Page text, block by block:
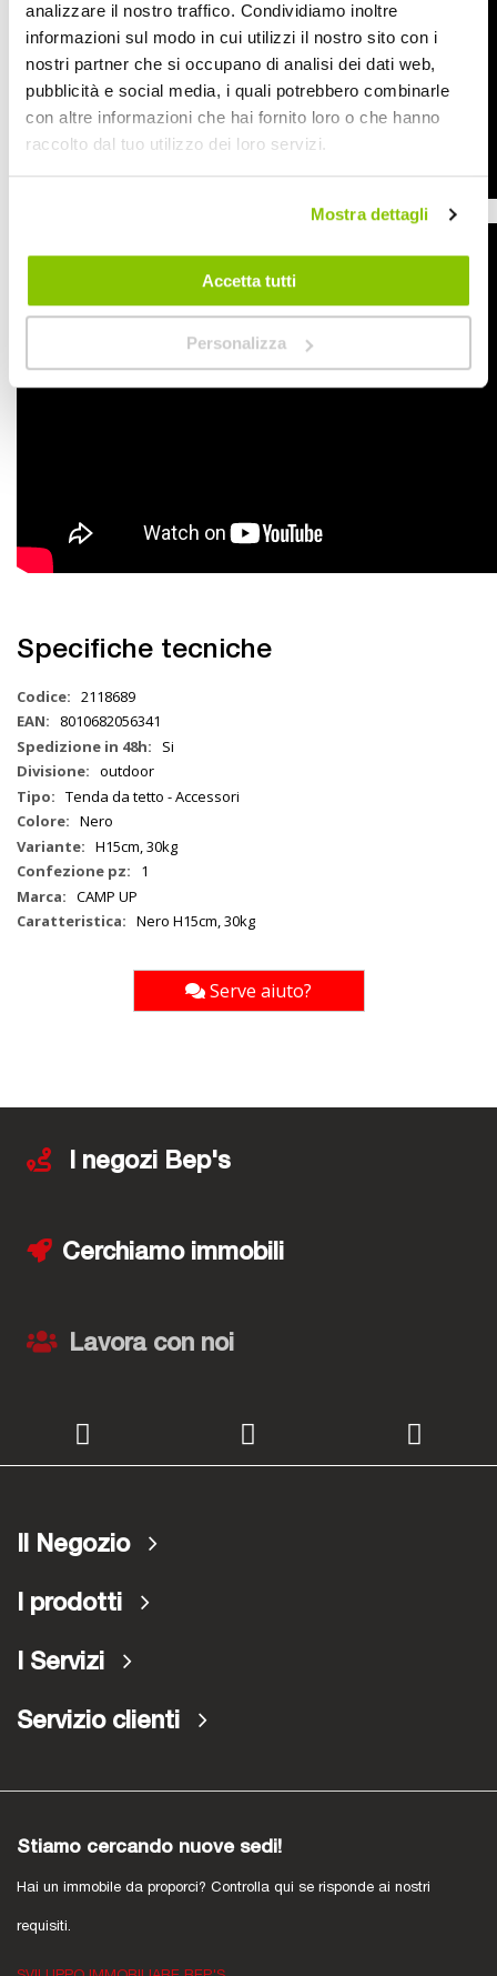
analizzare il nostro traffico. Condividiamo inoltre
informazioni sul modo in cui utilizzi il nostro sito con i
nostri partner che si occupano di analisi dei dati web,
pubblicità e social media, i quali potrebbero combinarle
con altre informazioni che hai fornito loro o che hanno
raccolto dal tuo utilizzo dei loro servizi.
Mostra dettagli
Accetta tutti
Personalizza
Specifiche tecniche
Maggiori
Informazioni
2118689
8010682056341
Si
outdoor
Tenda da tetto - Accessori
Nero
H15cm, 30kg
1
CAMP UP
Nero H15cm, 30kg
Serve aiuto?
I negozi Bep's
Cerchiamo immobili
Lavora con noi
Il Negozio
I prodotti
I Servizi
Servizio clienti
Stiamo cercando nuove sedi!
Hai un immobile da proporci? Controlla qui se risponde ai nostri
requisiti.